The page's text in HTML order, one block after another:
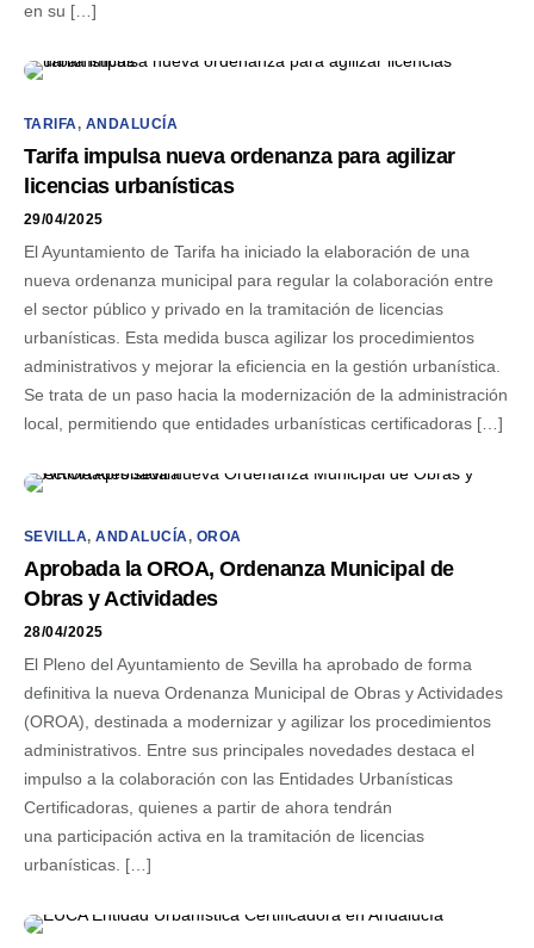
en su […]
TARIFA, ANDALUCÍA
Tarifa impulsa nueva ordenanza para agilizar
licencias urbanísticas
29/04/2025
El Ayuntamiento de Tarifa ha iniciado la elaboración de una
nueva ordenanza municipal para regular la colaboración entre
el sector público y privado en la tramitación de licencias
urbanísticas. Esta medida busca agilizar los procedimientos
administrativos y mejorar la eficiencia en la gestión urbanística.
Se trata de un paso hacia la modernización de la administración
local, permitiendo que entidades urbanísticas certificadoras […]
SEVILLA,ANDALUCÍA, OROA
Aprobada la OROA, Ordenanza Municipal de
Obras y Actividades
28/04/2025
El Pleno del Ayuntamiento de Sevilla ha aprobado de forma
definitiva la nueva Ordenanza Municipal de Obras y Actividades
(OROA), destinada a modernizar y agilizar los procedimientos
administrativos. Entre sus principales novedades destaca el
impulso a la colaboración con las Entidades Urbanísticas
Certificadoras, quienes a partir de ahora tendrán
una participación activa en la tramitación de licencias
urbanísticas. […]